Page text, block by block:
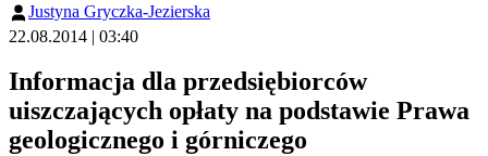
Justyna Gryczka-Jezierska
22.08.2014 | 03:40
Informacja dla przedsiębiorców
uiszczających opłaty na podstawie Prawa
geologicznego i górniczego